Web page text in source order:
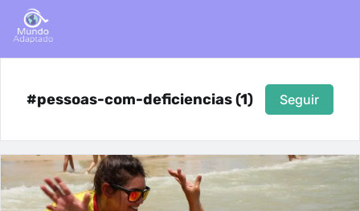
#pessoas-com-deficiencias (1) Seguir